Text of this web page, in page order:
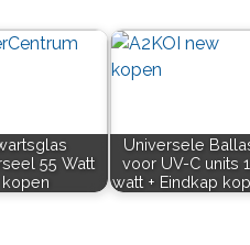
55 Watt
kopen
Universele
voor UV-C units
watt + Eindkap